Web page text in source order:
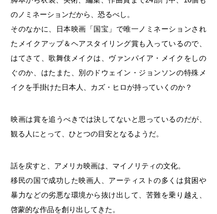
のノミネーションだから、恐るべし。
そのなかに、日本映画「国宝」で唯一ノミネーションされ
たメイクアップ＆ヘアスタイリング賞も入っているので、
はてさて、歌舞伎メイクは、ヴァンパイア・メイクをしの
ぐのか、はたまた、別のドウェイン・ジョンソンの特殊メ
イクを手掛けた日本人、カズ・ヒロが持っていくのか？
映画は賞を追うべきでは決してないと思っているのだが、
観る人にとって、ひとつの目安となるようだ。
話を戻すと、アメリカ映画は、マイノリティの文化。
移民の国で成功した映画人、アーティストの多くは貧困や
暴力などの劣悪な環境から抜け出して、苦難を乗り越え、
啓蒙的な作品を創り出してきた。